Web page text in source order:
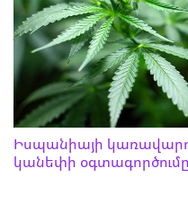
Իսպանիայի
կանեփի օգտագործումը